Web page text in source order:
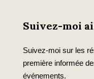
Suivez-moi
Suivez-moi sur les
première informée
événements.